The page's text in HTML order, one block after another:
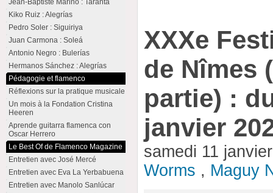
XXXe
de Nîmes
partie) :
janvier
samedi 11
Worms , Maguy
Jean-Baptiste Marino : Taranta
Kiko Ruiz : Alegrías
Pedro Soler : Siguiriya
Juan Carmona : Soleá
Antonio Negro : Bulerías
Hermanos Sánchez : Alegrías
Pédagogie et flamenco
Réflexions sur la pratique musicale
Un mois à la Fondation Cristina
Heeren
Aprende guitarra flamenca con
Oscar Herrero
Le Best Of de Flamenco Magazine
Entretien avec José Mercé
Entretien avec Eva La Yerbabuena
Entretien avec Manolo Sanlúcar